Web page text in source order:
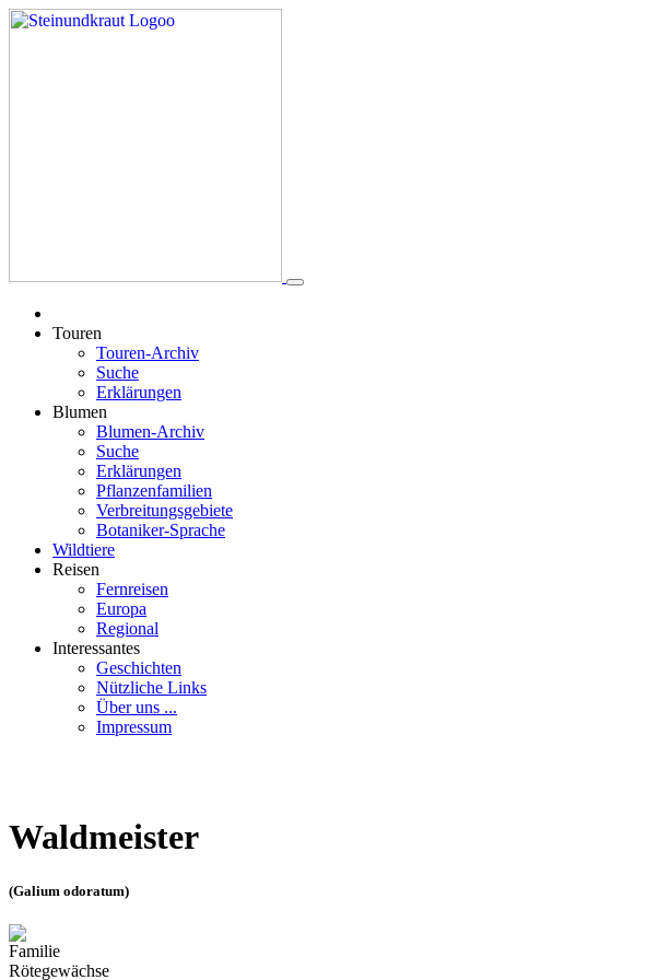
Touren
Touren-Archiv
Suche
Erklärungen
Blumen
Blumen-Archiv
Suche
Erklärungen
Pflanzenfamilien
Verbreitungsgebiete
Botaniker-Sprache
Wildtiere
Reisen
Fernreisen
Europa
Regional
Interessantes
Geschichten
Nützliche Links
Über uns ...
Impressum
Waldmeister
(Galium odoratum)
Familie
Rötegewächse